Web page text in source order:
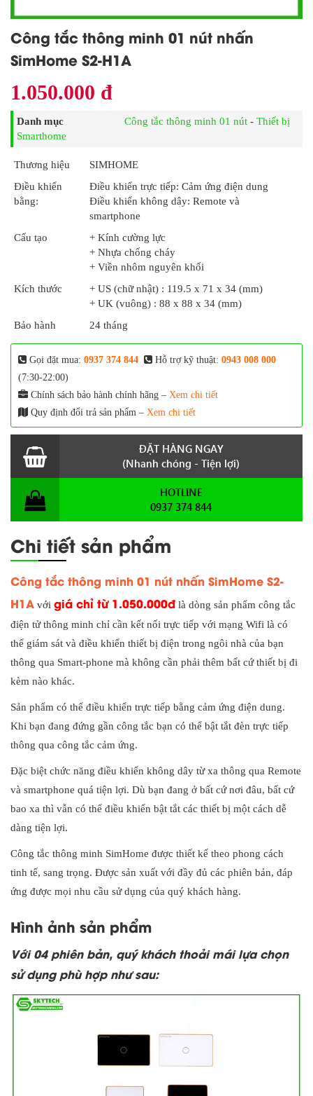
Công tắc thông minh 01 nút nhấn
SimHome S2-H1A
1.050.000 đ
Danh mục Công tắc thông minh 01 nút - Thiết bị
Smarthome
Thương hiệu
SIMHOME
Điều khiển
bằng:
Điều khiển trực tiếp: Cảm ứng điện dung
Điều khiển không dây: Remote và
smartphone
Cấu tạo
+ Kính cường lực
+ Nhựa chống cháy
+ Viền nhôm nguyên khối
Kích thước
+ US (chữ nhật) : 119.5 x 71 x 34 (mm)
+ UK (vuông) : 88 x 88 x 34 (mm)
Bảo hành
24 tháng
Gọi đặt mua: 0937 374 844 Hỗ trợ kỹ thuật: 0943 008 000
(7:30-22:00)
Chính sách bảo hành chính hãng – Xem chi tiết
Quy định đổi trả sản phẩm – Xem chi tiết
ĐẶT HÀNG NGAY
(Nhanh chóng - Tiện lợi)
HOTLINE
0937 374 844
Chi tiết sản phẩm
Công tắc thông minh 01 nút nhấn SimHome S2-
H1A với giá chỉ từ 1.050.000đ là dòng sản phẩm công tắc
điện tử thông minh chỉ cần kết nối trực tiếp với mạng Wifi là có
thể giám sát và điều khiển thiết bị điện trong ngôi nhà của bạn
thông qua Smart-phone mà không cần phải thêm bất cứ thiết bị đi
kèm nào khác.
Sản phẩm có thể điều khiển trực tiếp bằng cảm ứng điện dung.
Khi bạn đang đứng gần công tắc bạn có thể bật tắt đèn trực tiếp
thông qua công tắc cảm ứng.
Đặc biệt chức năng điều khiển không dây từ xa thông qua Remote
và smartphone quá tiện lợi. Dù bạn đang ở bất cứ nơi đâu, bất cứ
bao xa thì vẫn có thể điều khiển bật tắt các thiết bị một cách dễ
dàng tiện lợi.
Công tắc thông minh SimHome được thiết kế theo phong cách
tinh tế, sang trọng. Được sản xuất với đầy đủ các phiên bản, đáp
ứng được mọi nhu cầu sử dụng của quý khách hàng.
Hình ảnh sản phẩm
Với 04 phiên bản, quý khách thoải mái lựa chọn
sử dụng phù hợp như sau: